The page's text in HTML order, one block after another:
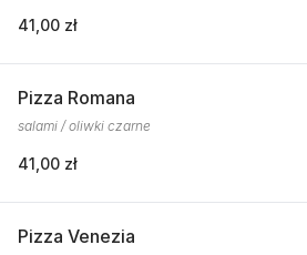
41,00 zł
Pizza Romana
salami / oliwki czarne
41,00 zł
Pizza Venezia